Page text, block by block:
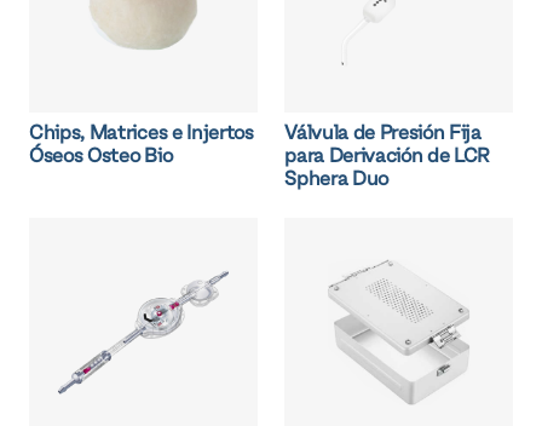
Chips, Matrices e Injertos
Óseos Osteo Bio
Válvula de Presión Fija
para Derivación de LCR
Sphera Duo